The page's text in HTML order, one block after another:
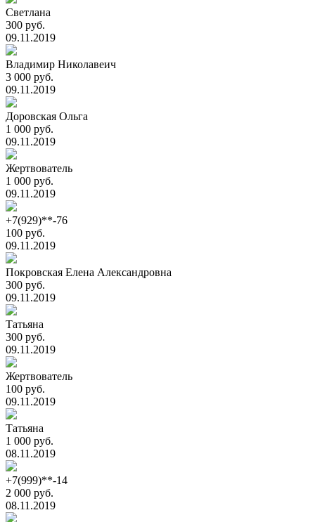
Светлана
300 руб.
09.11.2019
Владимир Николавеич
3 000 руб.
09.11.2019
Доровская Ольга
1 000 руб.
09.11.2019
Жертвователь
1 000 руб.
09.11.2019
+7(929)**-76
100 руб.
09.11.2019
Покровская Елена Александровна
300 руб.
09.11.2019
Татьяна
300 руб.
09.11.2019
Жертвователь
100 руб.
09.11.2019
Татьяна
1 000 руб.
08.11.2019
+7(999)**-14
2 000 руб.
08.11.2019